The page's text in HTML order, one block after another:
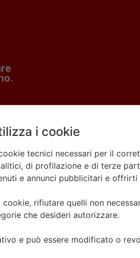
SEI INTERESSATO?
i cookie
tecnici necessari per il
di profilazione e di terze
e annunci pubblicitari e
rifiutare quelli non
che desideri autorizzare.
e può essere modificato o